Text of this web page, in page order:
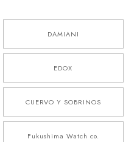
DAMIANI
EDOX
CUERVO Y SOBRINOS
Fukushima Watch co.